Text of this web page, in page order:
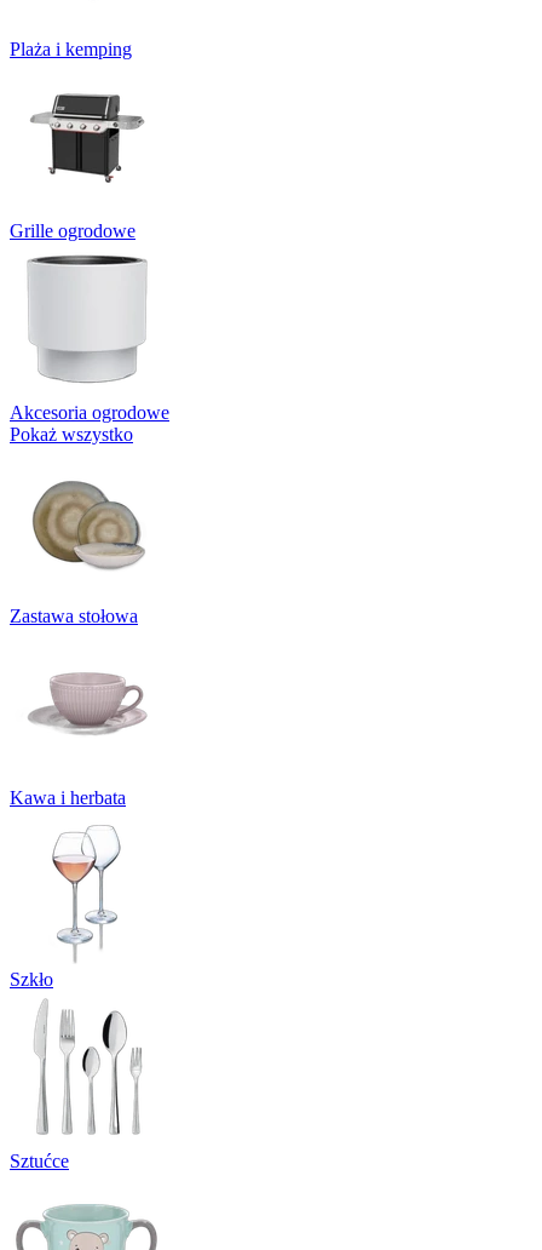
Plaża i kemping
Grille ogrodowe
Akcesoria ogrodowe
Pokaż wszystko
Zastawa stołowa
Kawa i herbata
Szkło
Sztućce